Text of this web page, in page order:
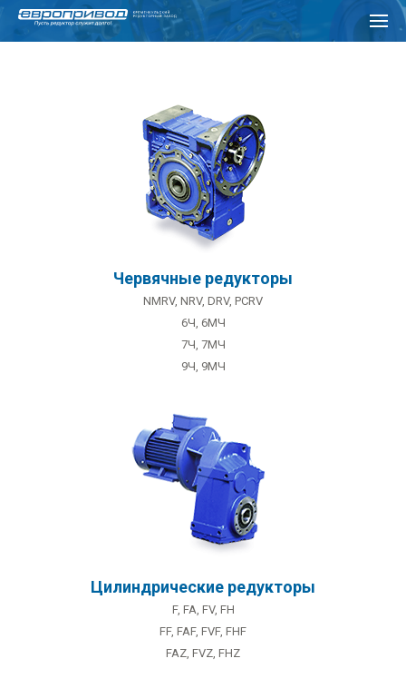
Перейти
Червячные редукторы
NMRV, NRV, DRV, PCRV
6Ч, 6МЧ
7Ч, 7МЧ
9Ч, 9МЧ
Цилиндрические редукторы
F, FA, FV, FH
FF, FAF, FVF, FHF
FAZ, FVZ, FHZ